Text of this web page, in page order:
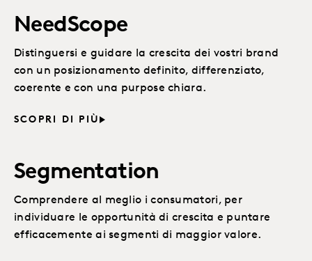
NeedScope
Distinguersi e guidare la crescita dei vostri brand
con un posizionamento definito, differenziato,
coerente e con una purpose chiara.
SCOPRI DI PIÙ
Segmentation
Comprendere al meglio i consumatori, per
individuare le opportunità di crescita e puntare
efficacemente ai segmenti di maggior valore.